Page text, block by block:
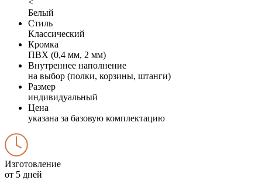
Белый
Стиль
Классический
Кромка
ПВХ (0,4 мм, 2 мм)
Внутреннее наполнение
на выбор (полки, корзины, штанги)
Размер
индивидуальный
Цена
указана за базовую комплектацию
Изготовление
от 5 дней